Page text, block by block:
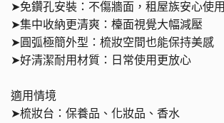
➤免鑽孔安裝：不傷牆面，租屋族安心使用
➤集中收納更清爽：檯面視覺大幅減壓
➤ 圓弧極簡外型：梳妝空間也能保持美感
➤好清潔耐用材質：日常使用更放心
適用情境
➤梳妝台：保養品、化妝品、香水